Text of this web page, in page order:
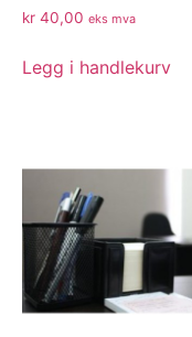
kr 40,00 eks mva
Legg i handlekurv